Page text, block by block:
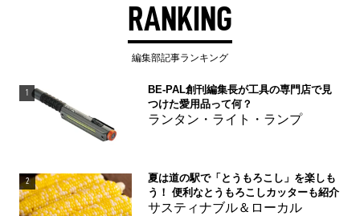
RANKING
編集部記事ランキング
1
BE-PAL創刊編集長が工具の専門店で見
つけた愛用品って何？
ランタン・ライト・ランプ
2
夏は道の駅で「とうもろこし」を楽しも
う！ 便利なとうもろこしカッターも紹介
サスティナブル＆ローカル